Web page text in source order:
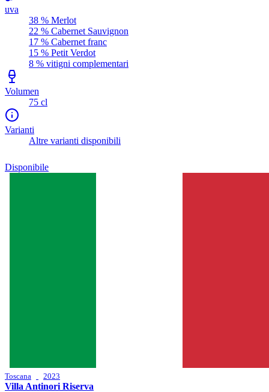
uva
38 % Merlot
22 % Cabernet Sauvignon
17 % Cabernet franc
15 % Petit Verdot
8 % vitigni complementari
Volumen
75 cl
Varianti
Altre varianti disponibili
Disponibile
Toscana 2023
Villa Antinori Riserva